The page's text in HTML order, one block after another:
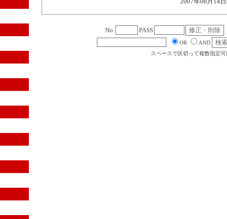
No. PASS
OR
AND
スペースで区切って複数指定可